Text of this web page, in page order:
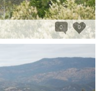
0
0